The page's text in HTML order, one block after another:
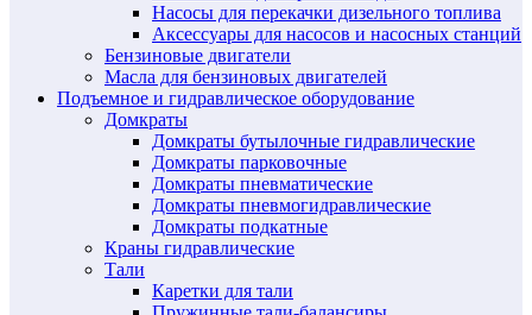
Насосы для перекачки дизельного топлива
Аксессуары для насосов и насосных станций
Бензиновые двигатели
Масла для бензиновых двигателей
Подъемное и гидравлическое оборудование
Домкраты
Домкраты бутылочные гидравлические
Домкраты парковочные
Домкраты пневматические
Домкраты пневмогидравлические
Домкраты подкатные
Краны гидравлические
Тали
Каретки для тали